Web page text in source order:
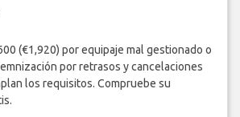
(€1,920) por equipaje mal gestionado o
por retrasos y cancelaciones
los requisitos. Compruebe su